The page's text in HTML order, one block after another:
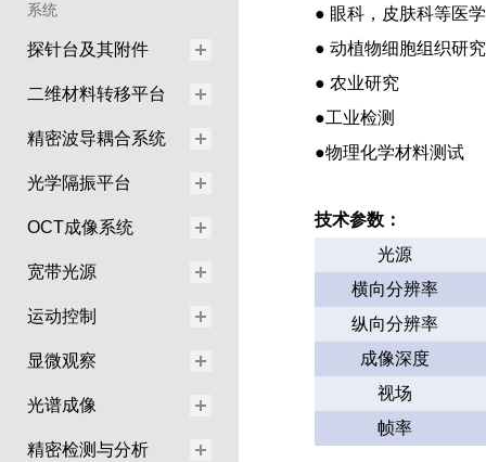
系统
探针台及其附件
二维材料转移平台
精密波导耦合系统
光学隔振平台
OCT成像系统
宽带光源
运动控制
显微观察
光谱成像
精密检测与分析
● 眼科，皮肤科等医
● 动植物细胞组织研究
● 农业研究
●工业检测
●物理化学材料测试
技术参数：
光源
横向分辨率
纵向分辨率
成像深度
视场
帧率